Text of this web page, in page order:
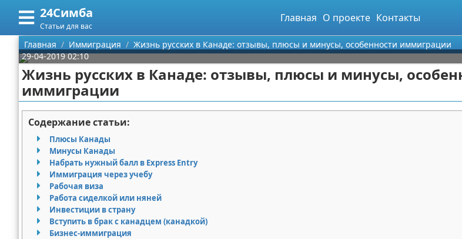
24Симба
Статьи для вас
Главная О проекте Контакты
Меню
Главная
Категории
Государство и право
Причинение вреда
Иммиграция
Здоровье и безопасность
Авторские права
Поиск
О проекте
Контакты
Сотрудничество
Размещение рекламы
Для правообладателей
Главная Иммиграция
Жизнь русских в Канаде: отзывы, плюсы и минусы, особенности иммиграции
29-04-2019 02:10
Жизнь русских в Канаде: отзывы, плюсы и минусы,
иммиграции
Содержание статьи:
Плюсы Канады
Минусы Канады
Набрать нужный балл в Express Entry
Иммиграция через учебу
Рабочая виза
Работа сиделкой или няней
Инвестиции в страну
Вступить в брак с канадцем (канадкой)
Бизнес-иммиграция